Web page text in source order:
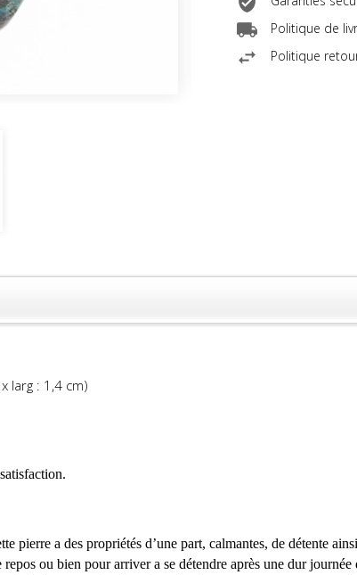
Politique de
Politique
larg : 1,4 cm)
pierre a des propriétés d’une part, calmantes, de détente
ou bien pour arriver a se détendre après une dur